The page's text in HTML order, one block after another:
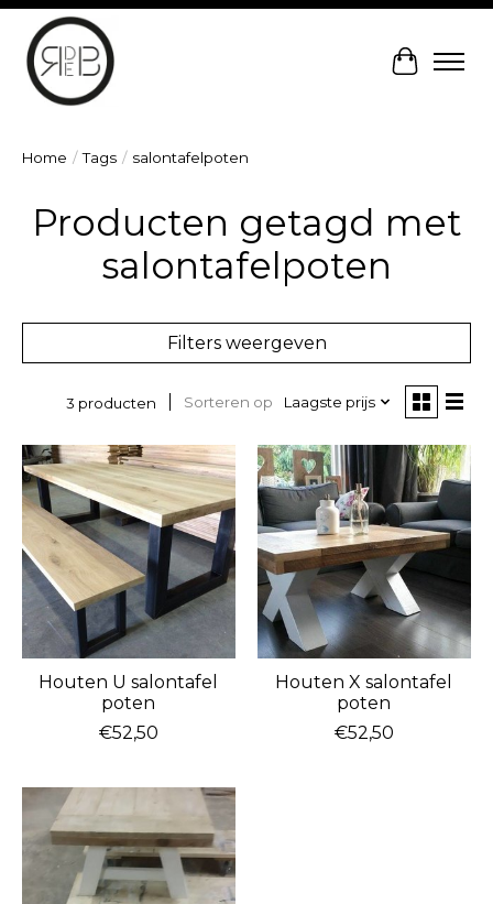
Home / Tags / salontafelpoten
Producten getagd met
salontafelpoten
Filters weergeven
3 producten Sorteren op Laagste prijs
Houten U salontafel
poten
€52,50
Houten X salontafel
poten
€52,50